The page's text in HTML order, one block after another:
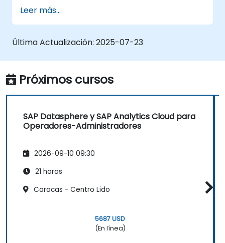
permisos y configuraciones de seguridad.
Gestionar conexiones de datos y modelos
de datos.
incidencias comunes de SAC.
Brindar soporte técnico a los usuarios
finales.
Leer más...
Última Actualización: 2025-07-23
Próximos cursos
SAP Datasphere y SAP Analytics Cloud para
Operadores-Administradores
2026-09-10 09:30
21 horas
Caracas - Centro Lido
5687 USD
(En línea)